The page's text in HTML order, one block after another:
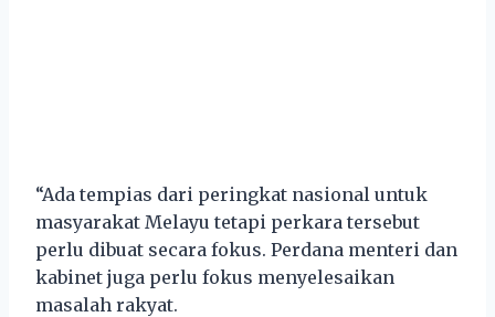
“Ada tempias dari peringkat nasional untuk
masyarakat Melayu tetapi perkara tersebut
perlu dibuat secara fokus. Perdana menteri dan
kabinet juga perlu fokus menyelesaikan
masalah rakyat.